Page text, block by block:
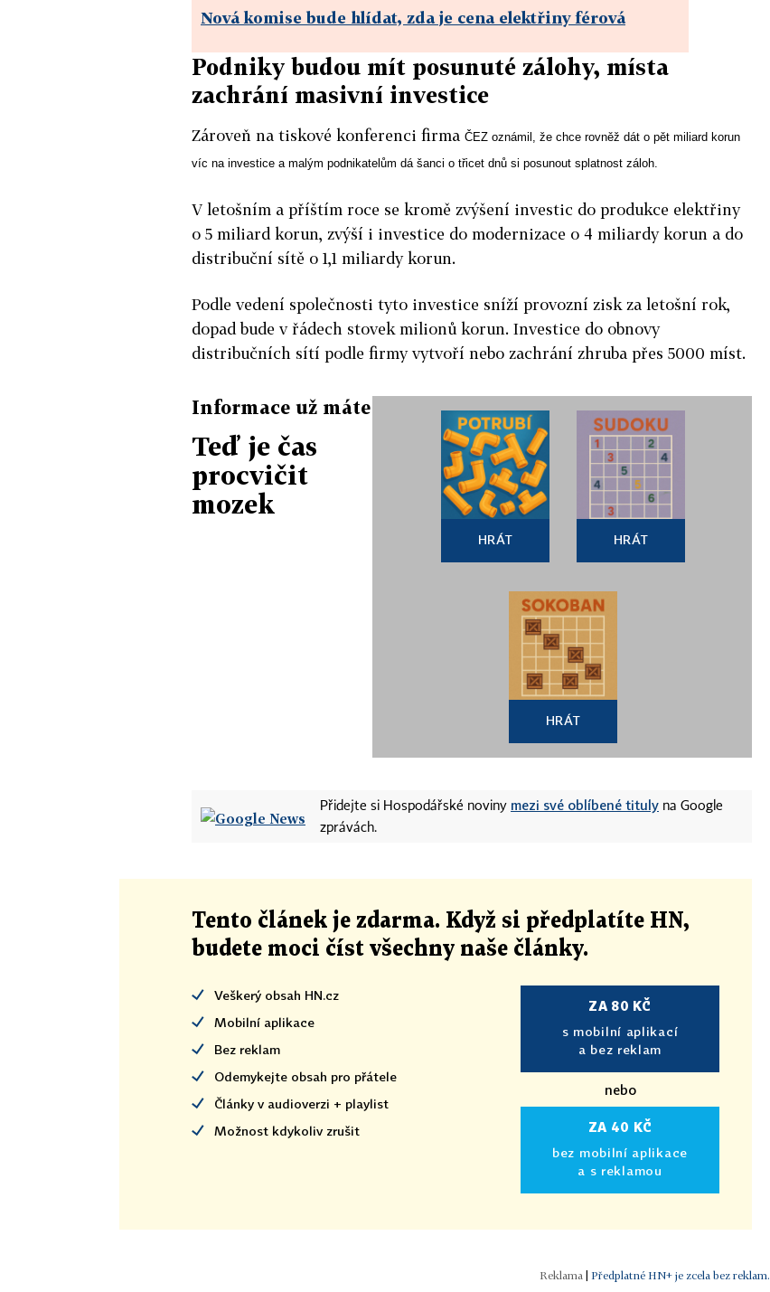
Nová komise bude hlídat, zda je cena elektřiny férová
Podniky budou mít posunuté zálohy, místa
zachrání masivní investice
Zároveň na tiskové konferenci firma ČEZ oznámil, že chce rovněž dát o pět miliard korun
víc na investice a malým podnikatelům dá šanci o třicet dnů si posunout splatnost záloh.
V letošním a příštím roce se kromě zvýšení investic do produkce elektřiny
o 5 miliard korun, zvýší i investice do modernizace o 4 miliardy korun a do
distribuční sítě o 1,1 miliardy korun.
Podle vedení společnosti tyto investice sníží provozní zisk za letošní rok,
dopad bude v řádech stovek milionů korun. Investice do obnovy
distribučních sítí podle firmyvytvoří nebo zachrání zhruba přes 5000 míst.
Informace už máte
Teď je čas
procvičit
mozek
HRÁT HRÁT
HRÁT
Přidejte si Hospodářské noviny mezi své oblíbené tituly na Google
zprávách.
Tento článek je zdarma. Když si předplatíte HN,
budete moci číst všechny naše články.
Veškerý obsah HN.cz
Mobilní aplikace
Bez reklam
Odemykejte obsah pro přátele
Články v audioverzi + playlist
Možnost kdykoliv zrušit
ZA 80 KČ
s mobilní aplikací
a bez reklam
nebo
ZA 40 KČ
bez mobilní aplikace
a s reklamou
Předplatné HN+ je zcela bez reklam.